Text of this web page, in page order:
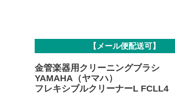
【メール便配送可】
金管楽器用クリーニングブラシ
YAMAHA（ヤマハ）
フレキシブルクリーナーL FCLL4